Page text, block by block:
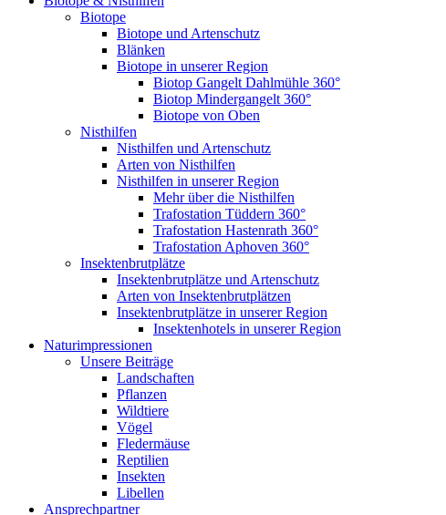
Biotope
Biotope und Artenschutz
Blänken
Biotope in unserer Region
Biotop Gangelt Dahlmühle 360°
Biotop Mindergangelt 360°
Biotope von Oben
Nisthilfen
Nisthilfen und Artenschutz
Arten von Nisthilfen
Nisthilfen in unserer Region
Mehr über die Nisthilfen
Trafostation Tüddern 360°
Trafostation Hastenrath 360°
Trafostation Aphoven 360°
Insektenbrutplätze
Insektenbrutplätze und Artenschutz
Arten von Insektenbrutplätzen
Insektenbrutplätze in unserer Region
Insektenhotels in unserer Region
Naturimpressionen
Unsere Beiträge
Landschaften
Pflanzen
Wildtiere
Vögel
Fledermäuse
Reptilien
Insekten
Libellen
Ansprechpartner